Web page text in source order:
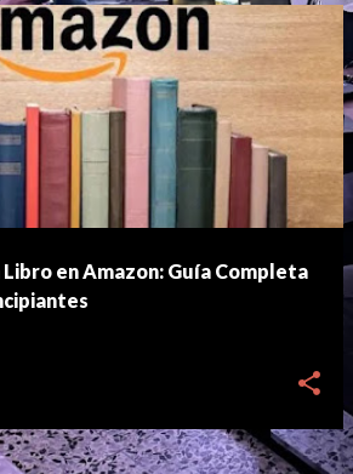
en Amazon: Guía Completa